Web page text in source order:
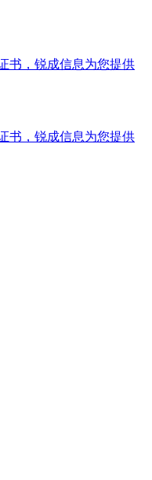
书，锐成信息为您提供
书，锐成信息为您提供